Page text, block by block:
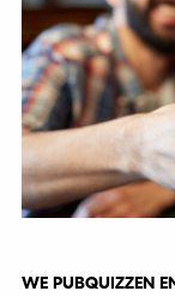
WE PUBQUIZZEN